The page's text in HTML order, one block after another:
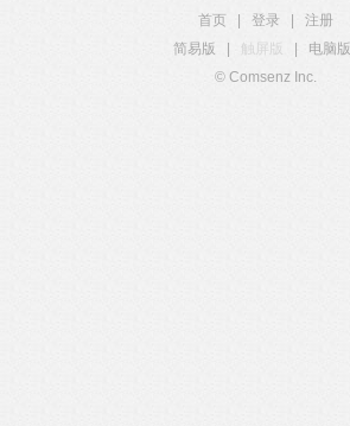
首页 登录
注册
简易版
触屏版 电脑版
© Comsenz Inc.